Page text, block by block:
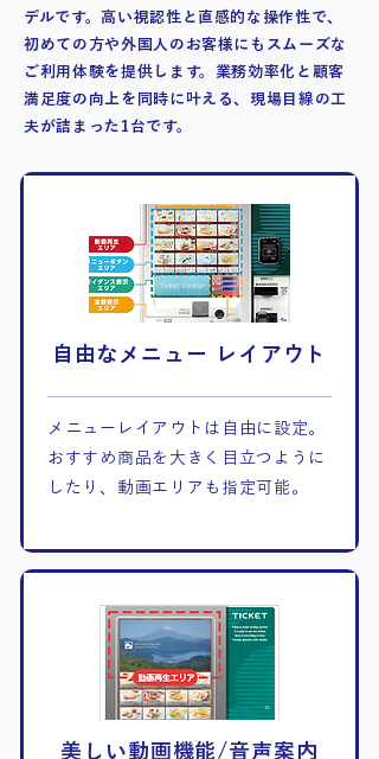
デルです。高い視認性と直感的な操作性で、
初めての方や外国人のお客様にもスムーズな
ご利用体験を提供します。 業務効率化と顧客
満足度の向上を同時に叶える、現場目線の工
夫が詰まった1台です。
自由なメニュー レイアウト
メニューレイアウトは自由に設定。
おすすめ商品を大きく目立つように
したり、動画エリアも指定可能。
美しい動画機能/音声案内